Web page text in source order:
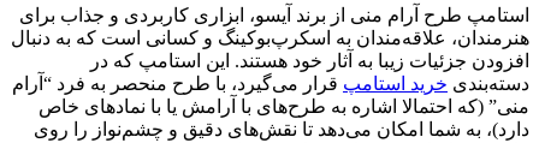
استامپ طرح آرام منی از برند آیسو، ابزاری کاربردی و جذاب برای
هنرمندان، علاقه‌مندان به اسکرپ‌بوکینگ و کسانی است که به دنبال
افزودن جزئیات زیبا به آثار خود هستند. این استامپ که در
دسته‌بندی خرید استامپ قرار می‌گیرد، با طرح منحصر به فرد “آرام
منی” (که احتمالا اشاره به طرح‌های با آرامش یا با نمادهای خاص
دارد)، به شما امکان می‌دهد تا نقش‌های دقیق و چشم‌نواز را روی